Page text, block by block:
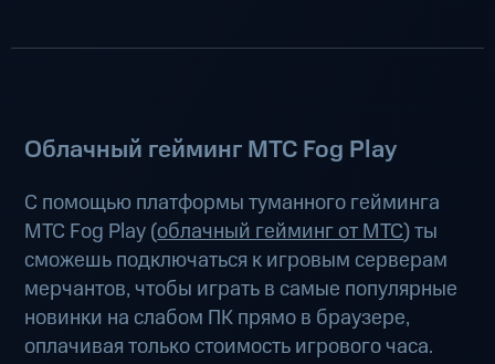
Облачный гейминг МТС Fog Play
С помощью платформы туманного гейминга
МТС Fog Play (облачный гейминг от МТС) ты
сможешь подключаться к игровым серверам
мерчантов, чтобы играть в самые популярные
новинки на слабом ПК прямо в браузере,
оплачивая только стоимость игрового часа.